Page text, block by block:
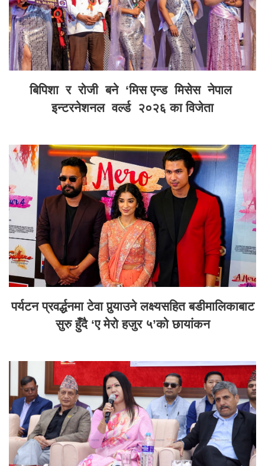
बिपिशा र रोजी बने ‘मिस एन्ड मिसेस नेपाल
इन्टरनेशनल वर्ल्ड २०२६ का विजेता
पर्यटन प्रवर्द्धनमा टेवा पुर्‍याउने लक्ष्यसहित बडीमालिकाबाट
सुरु हुँदै ‘ए मेरो हजुर ५’को छायांकन